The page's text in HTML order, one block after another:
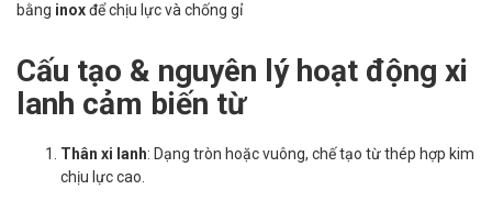
bằng inoxđể chịu lực và chống gỉ
Cấu tạo & nguyên lý hoạt động xi
lanh cảm biến từ
Thân xi lanh: Dạng tròn hoặc vuông, chế tạo từ thép hợp kim
chịu lực cao.